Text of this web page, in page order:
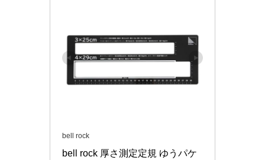
bell rock
bell rock 厚さ測定定規 ゆうパケ